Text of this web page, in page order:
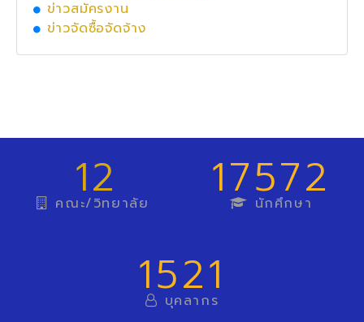
ข่าวสมัครงาน
ข่าวจัดซื้อจัดจ้าง
12
คณะ/วิทยาลัย 17572
นักศึกษา
1521
บุคลากร